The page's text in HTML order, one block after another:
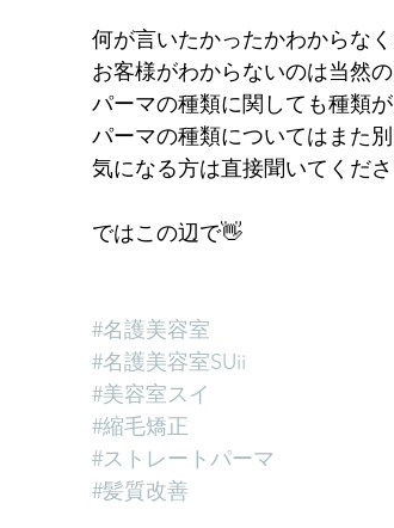
何が言いたかったかわからな
お客様がわからないのは当然の
パーマの種類に関しても種類
パーマの種類についてはまた別
気になる方は直接聞いてくだ
ではこの辺で👋
#名護美容室
#名護美容室SUii
#美容室スイ
#縮毛矯正
#ストレートパーマ
#髪質改善